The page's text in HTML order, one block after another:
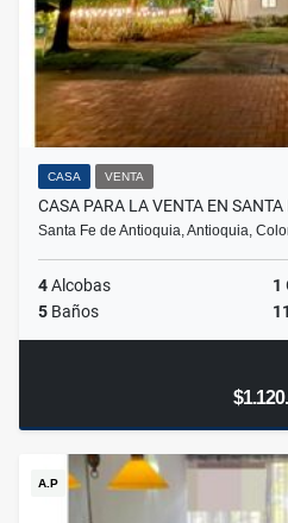
CASA VENTA
CASA PARA LA VENTA EN
Santa Fe de Antioquia, Antioquia,
4Alcobas 1
5 Baños
A.P